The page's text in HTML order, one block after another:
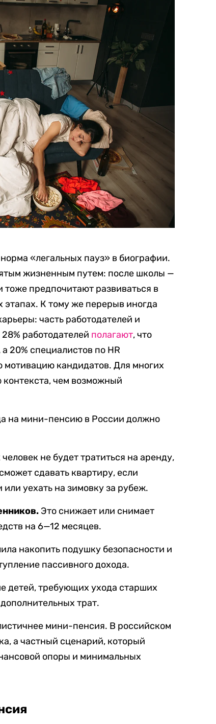
«легальных пауз» в биографии.
жизненным путем: после школы —
предпочитают развиваться в
К тому же перерыв иногда
часть работодателей и
работодателей полагают, что
20% специалистов по HR
кандидатов. Для многих
чем возможный
на мини-пенсию в России должно
человек не будет тратиться на аренду,
сдавать квартиру, если
уехать на зимовку за рубеж.
Это снижает или снимает
на 6—12 месяцев.
накопить подушку безопасности и
пассивного дохода.
детей, требующих ухода старших
трат.
мини-пенсия. В российском
а частный сценарий, который
опоры и минимальных